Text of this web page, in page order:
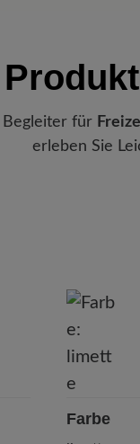
für
erleben Sie
Farbe